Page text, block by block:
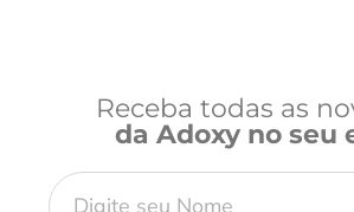
Receba todas as
da Adoxy no seu